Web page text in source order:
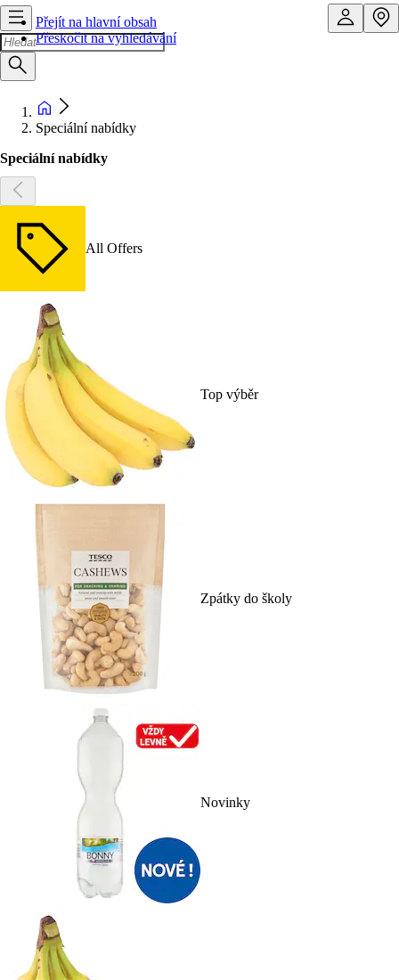
Přejít na hlavní obsah
Přeskočit na vyhledávání
Speciální nabídky
Speciální nabídky
All Offers
Top výběr
Zpátky do školy
Novinky